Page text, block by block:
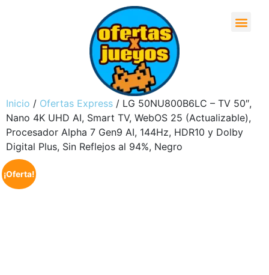
Inicio / Ofertas Express / LG 50NU800B6LC – TV 50″,
Nano 4K UHD AI, Smart TV, WebOS 25 (Actualizable),
Procesador Alpha 7 Gen9 AI, 144Hz, HDR10 y Dolby
Digital Plus, Sin Reflejos al 94%, Negro
¡Oferta!